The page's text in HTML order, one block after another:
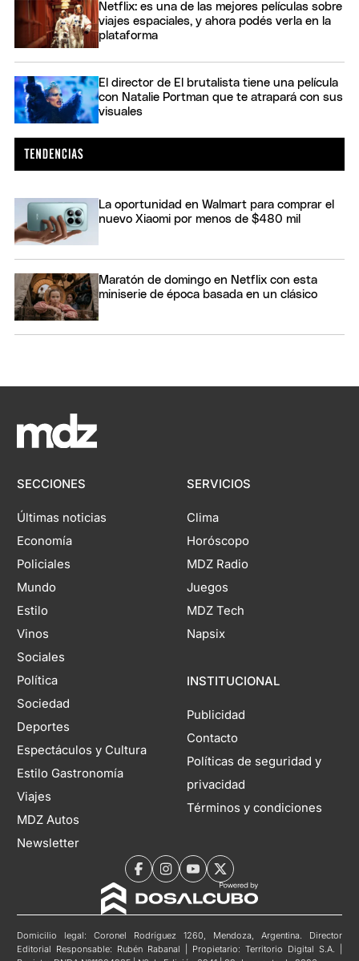
Netflix: es una de las mejores películas sobre
viajes espaciales, y ahora podés verla en la
plataforma
El director de El brutalista tiene una película
con Natalie Portman que te atrapará con sus
visuales
La oportunidad en Walmart para comprar el
nuevo Xiaomi por menos de $480 mil
Maratón de domingo en Netflix con esta
miniserie de época basada en un clásico
SECCIONES
Últimas noticias
Economía
Policiales
Mundo
Estilo
Vinos
Sociales
Política
Sociedad
Deportes
Espectáculos y Cultura
Estilo Gastronomía
Viajes
MDZ Autos
Newsletter
SERVICIOS
Clima
Horóscopo
MDZ Radio
Juegos
MDZ Tech
Napsix
INSTITUCIONAL
Publicidad
Contacto
Políticas de seguridad y
privacidad
Términos y condiciones
Domicilio legal: Coronel Rodríguez 1260, Mendoza, Argentina. Director
Editorial Responsable: Rubén Rabanal | Propietario: Territorio Digital S.A. |